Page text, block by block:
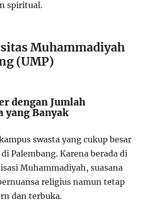
spiritual.
Muhammadiyah
(UMP)
dengan Jumlah
yang Banyak
swasta yang cukup besar
Palembang. Karena berada di
Muhammadiyah, suasana
religius namun tetap
dan terbuka.